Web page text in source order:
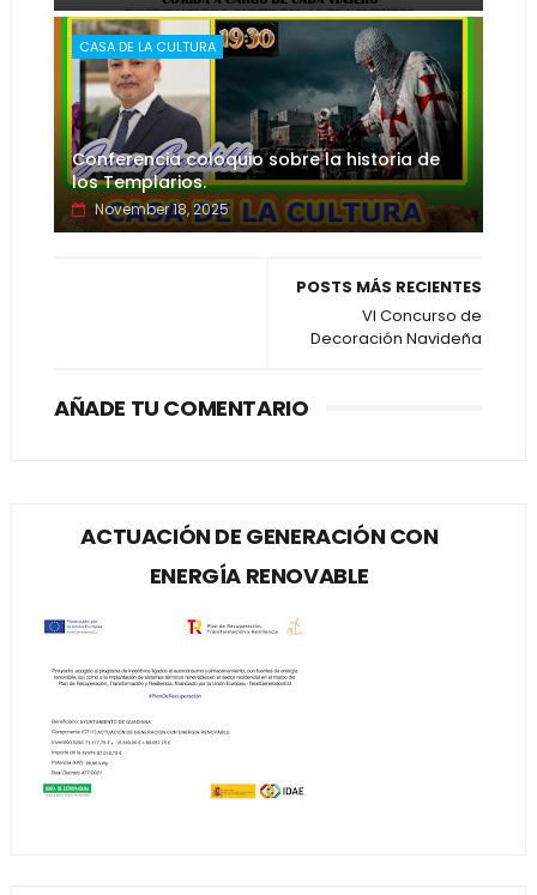
CASA DE LA CULTURA
Conferencia coloquio sobre la historia de
los Templarios.
November 18, 2025
POSTS MÁS RECIENTES
VI Concurso de
Decoración Navideña
AÑADE TU COMENTARIO
ACTUACIÓN DE GENERACIÓN CON
ENERGÍA RENOVABLE